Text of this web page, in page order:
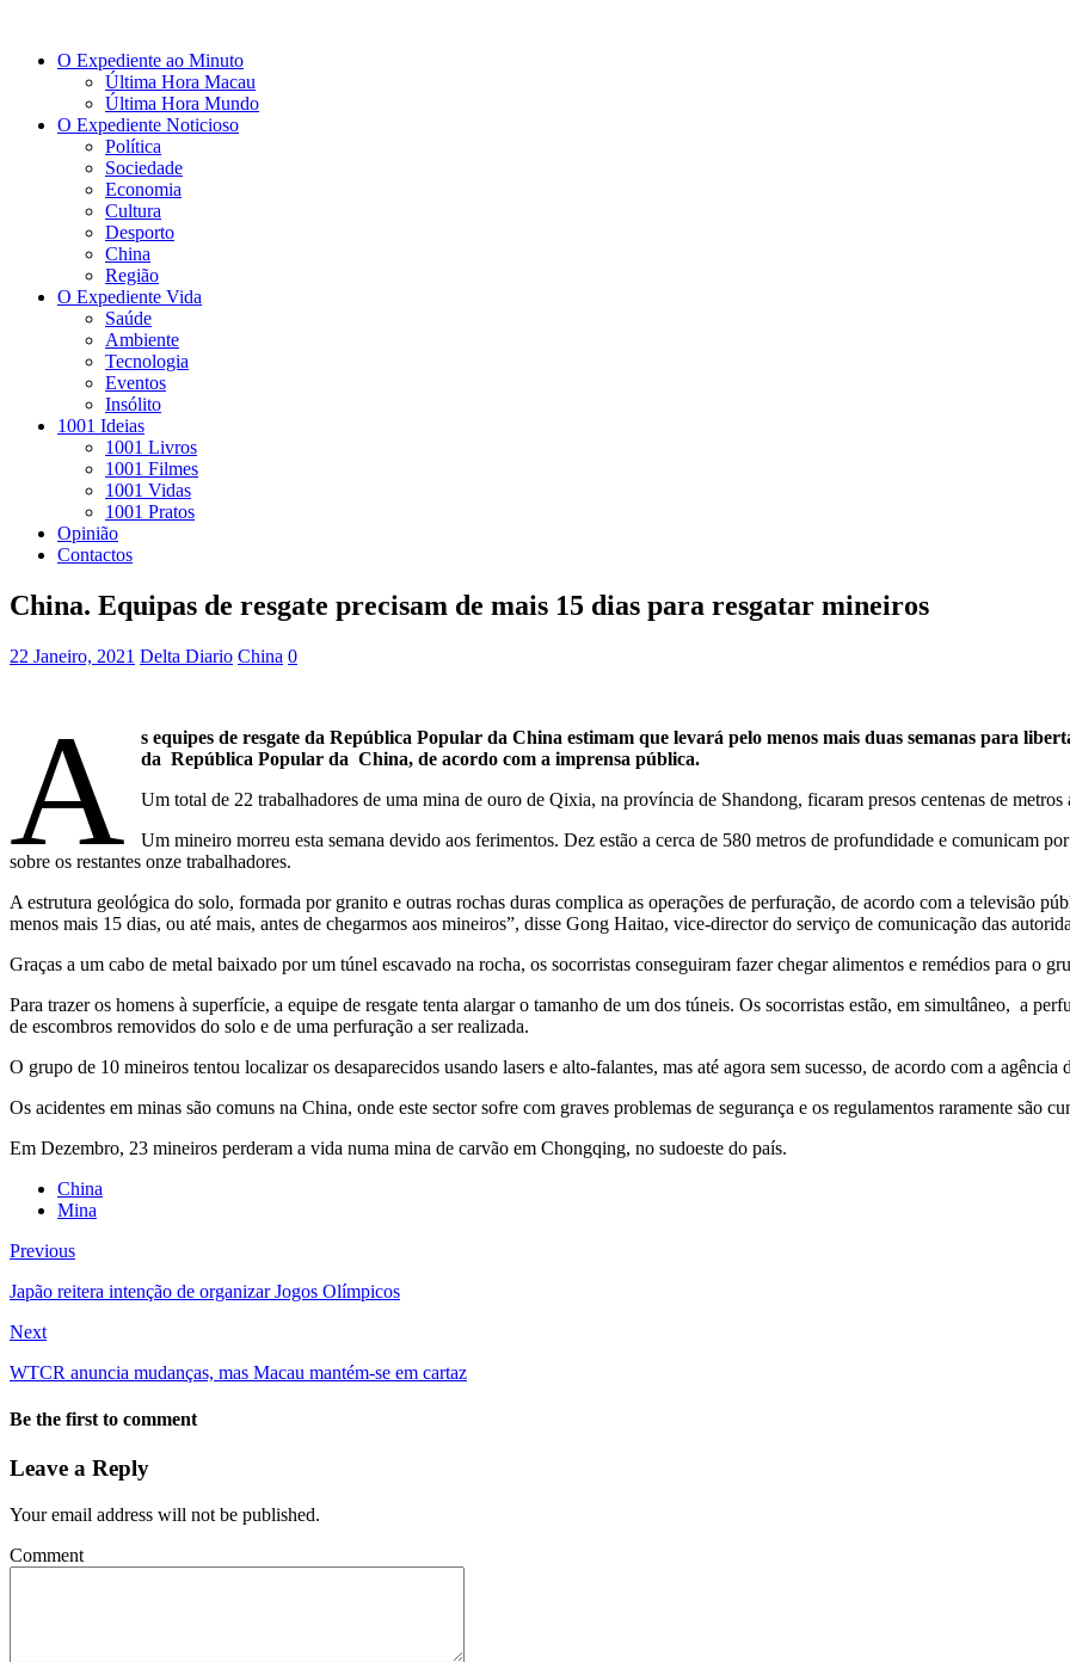
O Expediente ao Minuto
Última Hora Macau
Última Hora Mundo
O Expediente Noticioso
Política
Sociedade
Economia
Cultura
Desporto
China
Região
O Expediente Vida
Saúde
Ambiente
Tecnologia
Eventos
Insólito
1001 Ideias
1001 Livros
1001 Filmes
1001 Vidas
1001 Pratos
Opinião
Contactos
China. Equipas de resgate precisam de mais 15 dias para resgatar mineiros
22 Janeiro, 2021 Delta Diario China 0
A
s equipes de resgate da República Popular da China estimam que levará pelo menos mais duas semanas para
da República Popular da China, de acordo com a imprensa pública.
Um total de 22 trabalhadores de uma mina de ouro de Qixia, na província de Shandong, ficaram presos centenas de
Um mineiro morreu esta semana devido aos ferimentos. Dez estão a cerca de 580 metros de profundidade e comunicam
sobre os restantes onze trabalhadores.
A estrutura geológica do solo, formada por granito e outras rochas duras complica as operações de perfuração, de acordo com a televisão
menos mais 15 dias, ou até mais, antes de chegarmos aos mineiros”, disse Gong Haitao, vice-director do serviço de comunicação das
Graças a um cabo de metal baixado por um túnel escavado na rocha, os socorristas conseguiram fazer chegar alimentos e remédios para o
Para trazer os homens à superfície, a equipe de resgate tenta alargar o tamanho de um dos túneis. Os socorristas estão, em simultâneo, a
de escombros removidos do solo e de uma perfuração a ser realizada.
O grupo de 10 mineiros tentou localizar os desaparecidos usando lasers e alto-falantes, mas até agora sem sucesso, de acordo com a agência
Os acidentes em minas são comuns na China, onde este sector sofre com graves problemas de segurança e os regulamentos raramente são
Em Dezembro, 23 mineiros perderam a vida numa mina de carvão em Chongqing, no sudoeste do país.
China
Mina
Previous
Japão reitera intenção de organizar Jogos Olímpicos
Next
WTCR anuncia mudanças, mas Macau mantém-se em cartaz
Be the first to comment
Leave a Reply
Your email address will not be published.
Comment